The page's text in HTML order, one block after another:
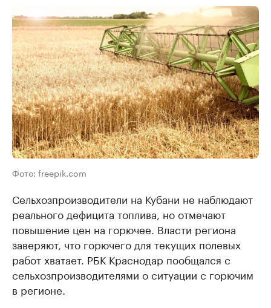
Фото: freepik.com
Сельхозпроизводители на Кубани не наблюдают
реального дефицита топлива, но отмечают
повышение цен на горючее. Власти региона
заверяют, что горючего для текущих полевых
работ хватает. РБК Краснодар пообщался с
сельхозпроизводителями о ситуации с горючим
в регионе.